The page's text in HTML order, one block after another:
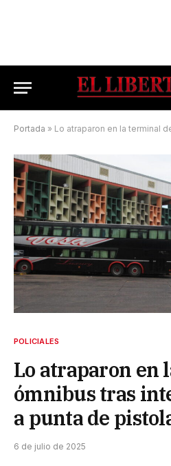
Portada » Lo atraparon en la terminal de
POLICIALES
Lo atraparon en
ómnibus tras
a punta de
6 de julio de 2025